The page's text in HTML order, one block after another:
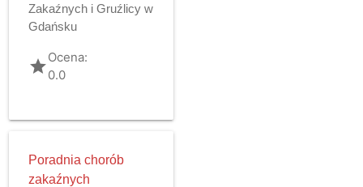
Zakaźnych i Gruźlicy w
Gdańsku
gradeOcena:
0.0
Poradnia chorób
zakaźnych